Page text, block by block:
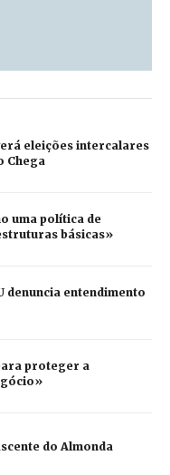
eleições intercalares
Chega
uma política de
básicas»
denuncia entendimento
proteger a
do Almonda